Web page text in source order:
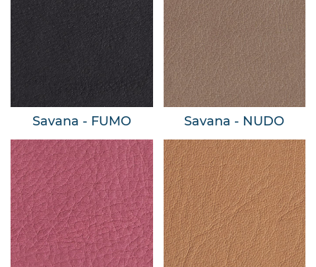
Savana - FUMO Savana - NUDO